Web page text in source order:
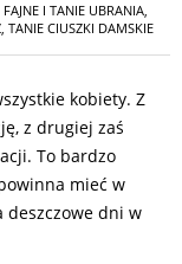
FAJNE I TANIE UBRANIA,
, TANIE CIUSZKI DAMSKIE
kobiety. Z
z drugiej zaś
To bardzo
mieć w
deszczowe dni w